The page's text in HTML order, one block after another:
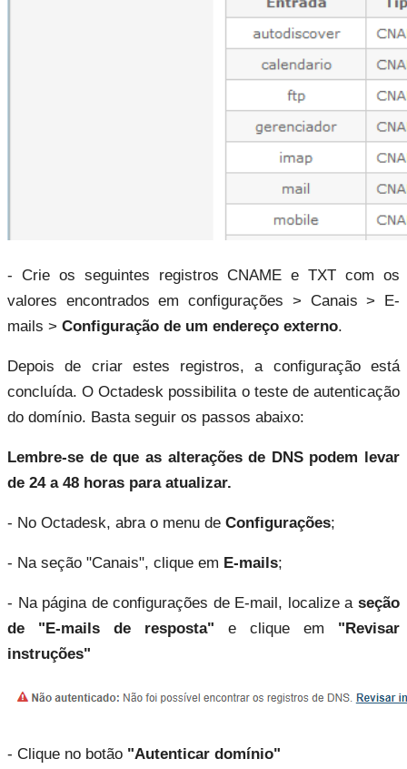
- Crie os seguintes registros CNAME e TXT com os
valores encontrados em configurações > Canais > E-
mails > Configuração de um endereço externo.
Depois de criar estes registros, a configuração está
concluída. O Octadesk possibilita o teste de autenticação
do domínio. Basta seguir os passos abaixo:
Lembre-se de que as alterações de DNS podem levar
de 24 a 48 horas para atualizar.
- No Octadesk, abra o menu de Configurações;
- Na seção "Canais", clique em E-mails;
- Na página de configurações de E-mail, localize a seção
de "E-mails de resposta" e clique em "Revisar
instruções"
- Clique no botão "Autenticar domínio"